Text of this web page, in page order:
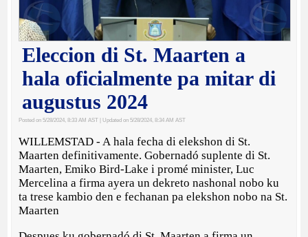
Eleccion di St. Maarten a
hala oficialmente pa mitar di
augustus 2024
Posted on 5/28/2024, 8:33 AM AST | Updated on 5/28/2024, 8:34 AM AST
WILLEMSTAD - A hala fecha di elekshon di St.
Maarten definitivamente. Gobernadó suplente di St.
Maarten, Emiko Bird-Lake i promé minister, Luc
Mercelina a firma ayera un dekreto nashonal nobo ku
ta trese kambio den e fechanan pa elekshon nobo na St.
Maarten